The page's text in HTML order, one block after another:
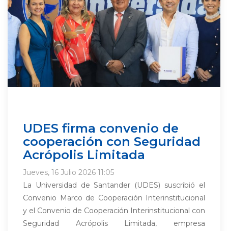
UDES firma convenio de
cooperación con Seguridad
Acrópolis Limitada
Jueves, 16 Julio 2026 11:05
La Universidad de Santander (UDES) suscribió el
Convenio Marco de Cooperación Interinstitucional
y el Convenio de Cooperación Interinstitucional con
Seguridad Acrópolis Limitada, empresa